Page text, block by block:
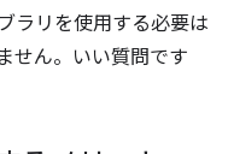
ラリを使用する必要は
せん。いい質問です